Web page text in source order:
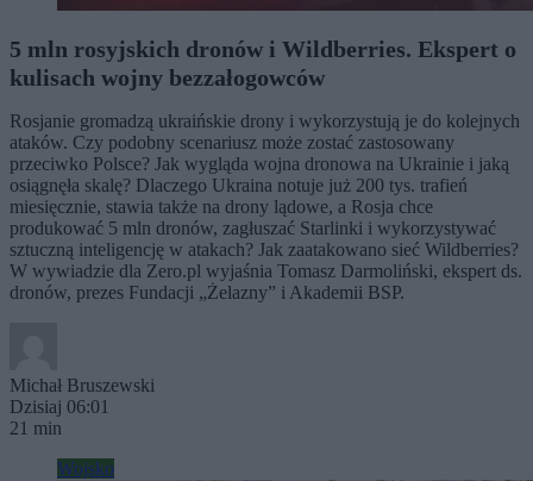
5 mln rosyjskich dronów i Wildberries. Ekspert o
kulisach wojny bezzałogowców
Rosjanie gromadzą ukraińskie drony i wykorzystują je do kolejnych
ataków. Czy podobny scenariusz może zostać zastosowany
przeciwko Polsce? Jak wygląda wojna dronowa na Ukrainie i jaką
osiągnęła skalę? Dlaczego Ukraina notuje już 200 tys. trafień
miesięcznie, stawia także na drony lądowe, a Rosja chce
produkować 5 mln dronów, zagłuszać Starlinki i wykorzystywać
sztuczną inteligencję w atakach? Jak zaatakowano sieć Wildberries?
W wywiadzie dla Zero.pl wyjaśnia Tomasz Darmoliński, ekspert ds.
dronów, prezes Fundacji „Żelazny” i Akademii BSP.
Michał Bruszewski
Dzisiaj 06:01
21 min
Wojsko